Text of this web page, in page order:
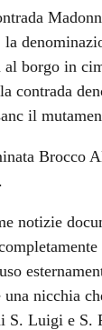
borgo in
contrada
il
Brocco
notizie
nicchia
Luigi e S.